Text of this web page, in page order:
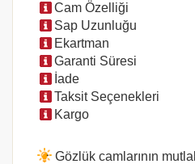
Cam Özelliği
Sap Uzunluğu
Ekartman
Garanti Süresi
İade
Taksit Seçenekleri
Kargo
Gözlük camlarının